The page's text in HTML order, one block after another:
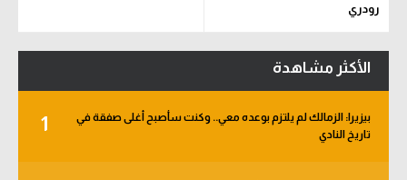
رودري
الأكثر مشاهدة
1
بيزيرا: الزمالك لم يلتزم بوعده معي.. وكنت سأصبح أغلى صفقة في
تاريخ النادي